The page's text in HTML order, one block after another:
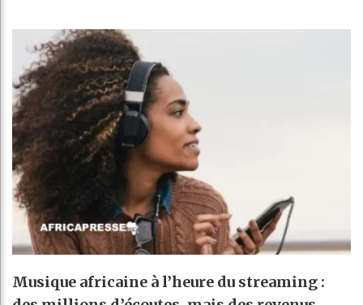
Musique africaine à l’heure du streaming :